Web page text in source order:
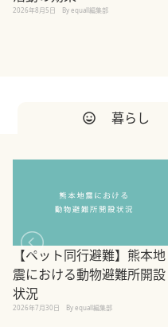
2026年8月5日 By equall編集部
暮らし
【ペット同行避難】熊本地
震における動物避難所開設
状況
2026年7月30日 By equall編集部